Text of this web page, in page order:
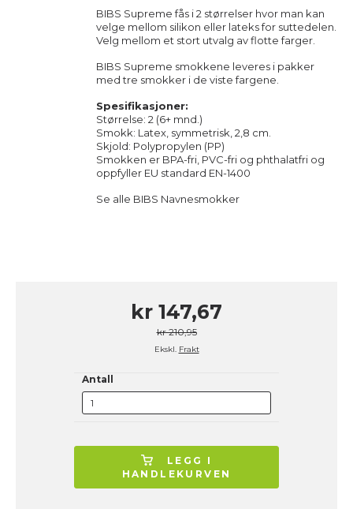
BIBS Supreme fås i 2 størrelser hvor man kan
velge mellom silikon eller lateks for suttedelen.
Velg mellom et stort utvalg av flotte farger.
BIBS Supreme smokkene leveres i pakker
med tre smokker i de viste fargene.
Spesifikasjoner:
Størrelse: 2 (6+ mnd.)
Smokk: Latex, symmetrisk, 2,8 cm.
Skjold: Polypropylen (PP)
Smokken er BPA-fri, PVC-fri og phthalatfri og
oppfyller EU standard EN-1400
Se alle BIBS Navnesmokker
kr 147,67
kr 210,95
Ekskl. Frakt
Antall
LEGG I
HANDLEKURVEN